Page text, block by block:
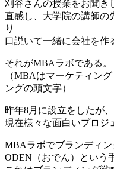
刈谷さんの授業をお聞き
直感し、大学院の講師の
り
口説いて一緒に会社を作
それがMBAラボである。
（MBAはマーケティン
ングの頭文字）
昨年8月に設立をしたが
現在様々な面白いプロジ
MBAラボでブランディ
ODEN（おでん）という